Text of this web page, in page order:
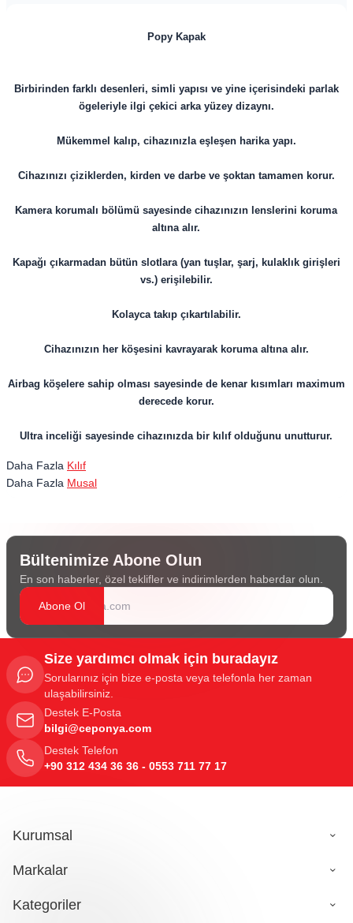
Popy Kapak
Birbirinden farklı desenleri, simli yapısı ve yine içerisindeki parlak
ögeleriyle ilgi çekici arka yüzey dizaynı.
Mükemmel kalıp, cihazınızla eşleşen harika yapı.
Cihazınızı çiziklerden, kirden ve darbe ve şoktan tamamen korur.
Kamera korumalı bölümü sayesinde cihazınızın lenslerini koruma
altına alır.
Kapağı çıkarmadan bütün slotlara (yan tuşlar, şarj, kulaklık girişleri
vs.) erişilebilir.
Kolayca takıp çıkartılabilir.
​​​​​​​Cihazınızın her köşesini kavrayarak koruma altına alır.
Airbag köşelere sahip olması sayesinde de kenar kısımları maximum
derecede korur.
Ultra inceliği sayesinde cihazınızda bir kılıf olduğunu unutturur.
Daha Fazla Kılıf
Daha Fazla Musal
Bültenimize Abone Olun
En son haberler, özel teklifler ve indirimlerden haberdar olun.
Abone Ol
Size yardımcı olmak için buradayız
Sorularınız için bize e-posta veya telefonla her zaman
ulaşabilirsiniz.
Destek E-Posta
bilgi@ceponya.com
Destek Telefon
+90 312 434 36 36 - 0553 711 77 17
Kurumsal
Markalar
Kategoriler